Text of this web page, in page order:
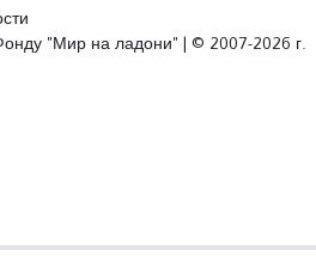
"Мир на ладони" | © 2007-2026 г.